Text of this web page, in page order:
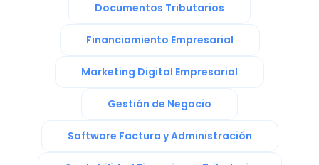
Documentos Tributarios
Financiamiento Empresarial
Marketing Digital Empresarial
Gestión de Negocio
Software Factura y Administración